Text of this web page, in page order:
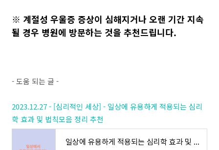
※ 계절성 우울증 증상이 심해지거나 오랜 기간 지속
될 경우 병원에 방문하는 것을 추천드립니다.
- 도움 되는 글 -
2023.12.27 - [심리적인 세상] - 일상에 유용하게 적용되는 심리
학 효과 및 법칙모음 정리 추천
일상에 유용하게 적용되는 심리학 효과 및 법칙모음 정리 추천